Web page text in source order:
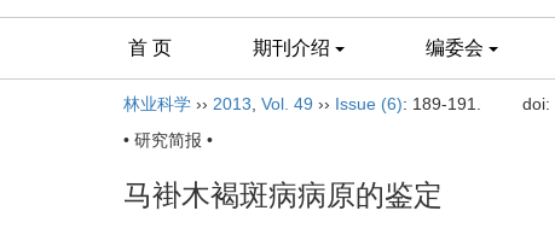
首 页 期刊介绍 编委会
林业科学 ›› 2013 Vol. 49 ›› Issue (6): 189-191. doi:
• 研究简报 •
马褂木褐斑病病原的鉴定